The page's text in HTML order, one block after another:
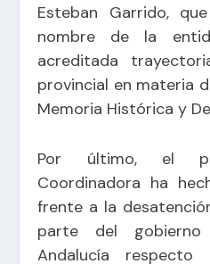
Esteban Garrido,
nombre de la
acreditada
provincial en materia
Memoria Histórica y
Por último, el
Coordinadora ha
frente a la
parte del
Andalucía